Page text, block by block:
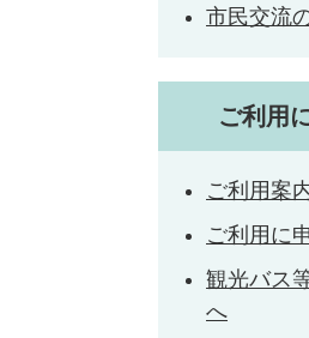
市民交流
ご利用
ご利用案
ご利用に
観光バス
へ